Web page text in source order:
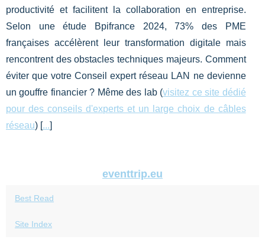
productivité et facilitent la collaboration en entreprise.
Selon une étude Bpifrance 2024, 73% des PME
françaises accélèrent leur transformation digitale mais
rencontrent des obstacles techniques majeurs. Comment
éviter que votre Conseil expert réseau LAN ne devienne
un gouffre financier ? Même des lab (visitez ce site dédié
pour des conseils d'experts et un large choix de câbles
réseau) [...]
eventtrip.eu
Best Read
Site Index